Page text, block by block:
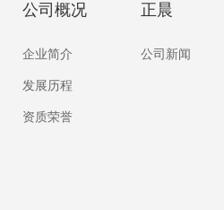
公司概况
企业简介
发展历程
资质荣誉
正晨
公司新闻